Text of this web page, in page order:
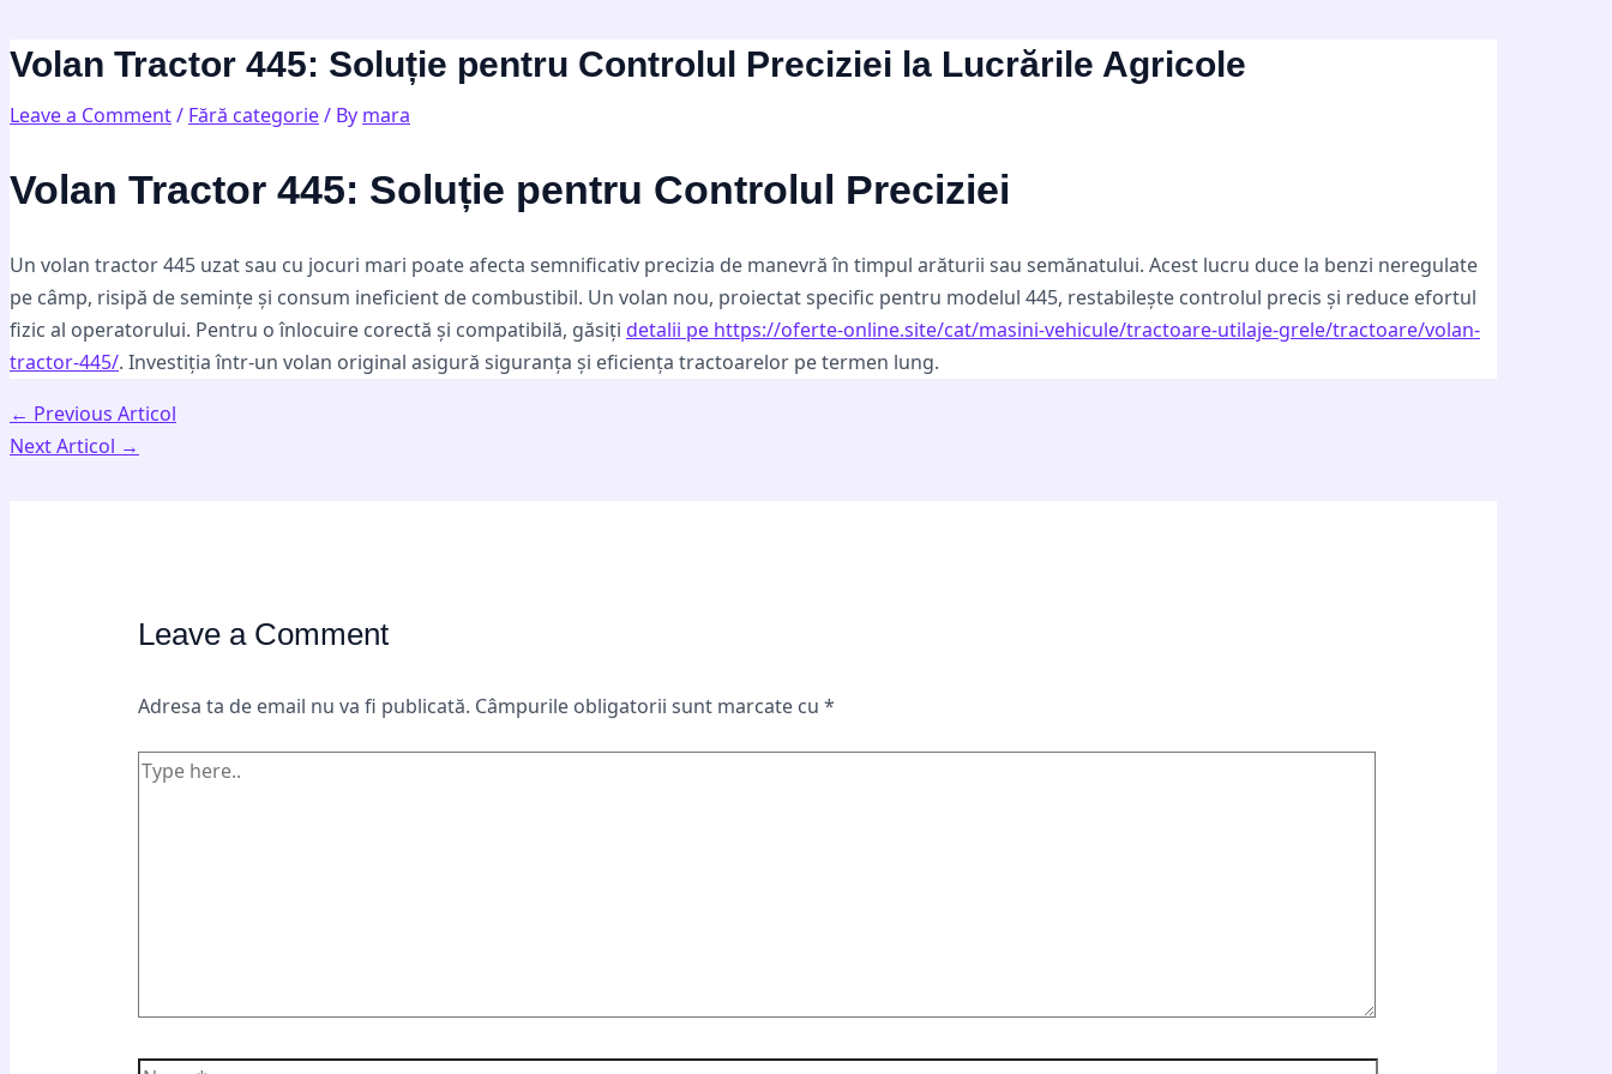
to
content
Volan Tractor 445: Soluție pentru Controlul Preciziei la Lucrările Agricole
Leave a Comment/ Fără categorie/ By mara
Volan Tractor 445: Soluție pentru Controlul Preciziei
Un volan tractor 445 uzat sau cu jocuri mari poate afecta semnificativ precizia de manevră în timpul arăturii sau semănatului. Acest lucru duce la benzi neregulate
pe câmp, risipă de semințe și consum ineficient de combustibil. Un volan nou, proiectat specific pentru modelul 445, restabilește controlul precis și reduce efortul
fizic al operatorului. Pentru o înlocuire corectă și compatibilă, găsiți detalii pe https://oferte-online.site/cat/masini-vehicule/tractoare-utilaje-grele/tractoare/volan-
tractor-445/. Investiția într-un volan original asigură siguranța și eficiența tractoarelor pe termen lung.
navigation
← Previous Articol
Next Articol →
Leave a Comment
Adresa ta de email nu va fi publicată. Câmpurile obligatorii sunt marcate cu *